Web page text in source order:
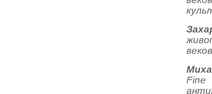
Fine